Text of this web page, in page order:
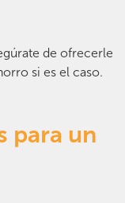
de ofrecerle
si es el caso.
para un